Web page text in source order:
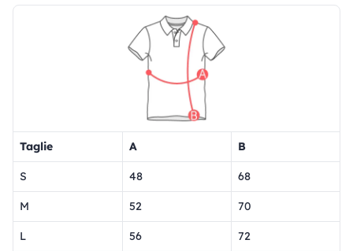
Taglie A B
S 48 68
M 52 70
L 56 72